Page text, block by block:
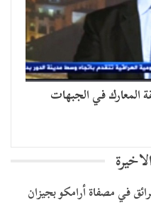
المعارك في الجبهات
في مصفاة أرامكو بجيزان